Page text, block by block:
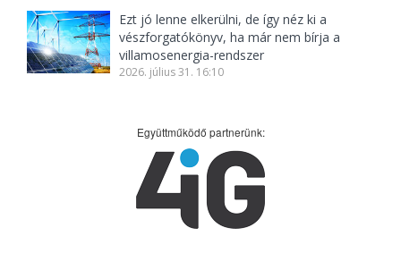
Ezt jó lenne elkerülni, de így néz ki a
vészforgatókönyv, ha már nem bírja a
villamosenergia-rendszer
2026. július 31. 16:10
Együttműködő partnerünk: